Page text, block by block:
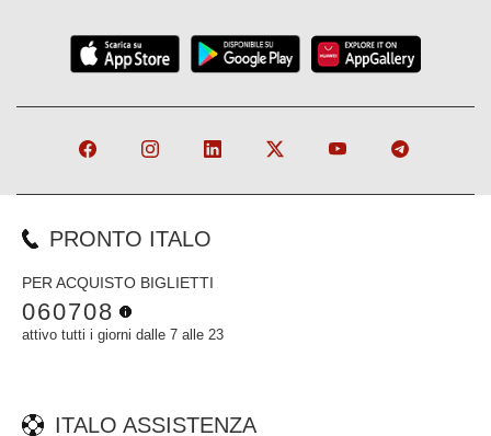
PRONTO ITALO
PER ACQUISTO BIGLIETTI
060708
attivo tutti i giorni dalle 7 alle 23
ITALO ASSISTENZA